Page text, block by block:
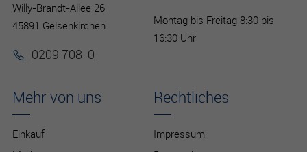
Mehr von uns
Einkauf
Rechtliches
Impressum
Montag bis Freitag 8:30 bis
16:30 Uhr
Willy-Brandt-Allee 26
45891 Gelsenkirchen
0209 708-0